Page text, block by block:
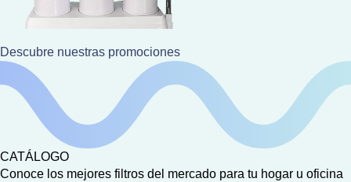
Descubre nuestras promociones
CATÁLOGO
Conoce los mejores filtros del mercado para tu hogar u oficina